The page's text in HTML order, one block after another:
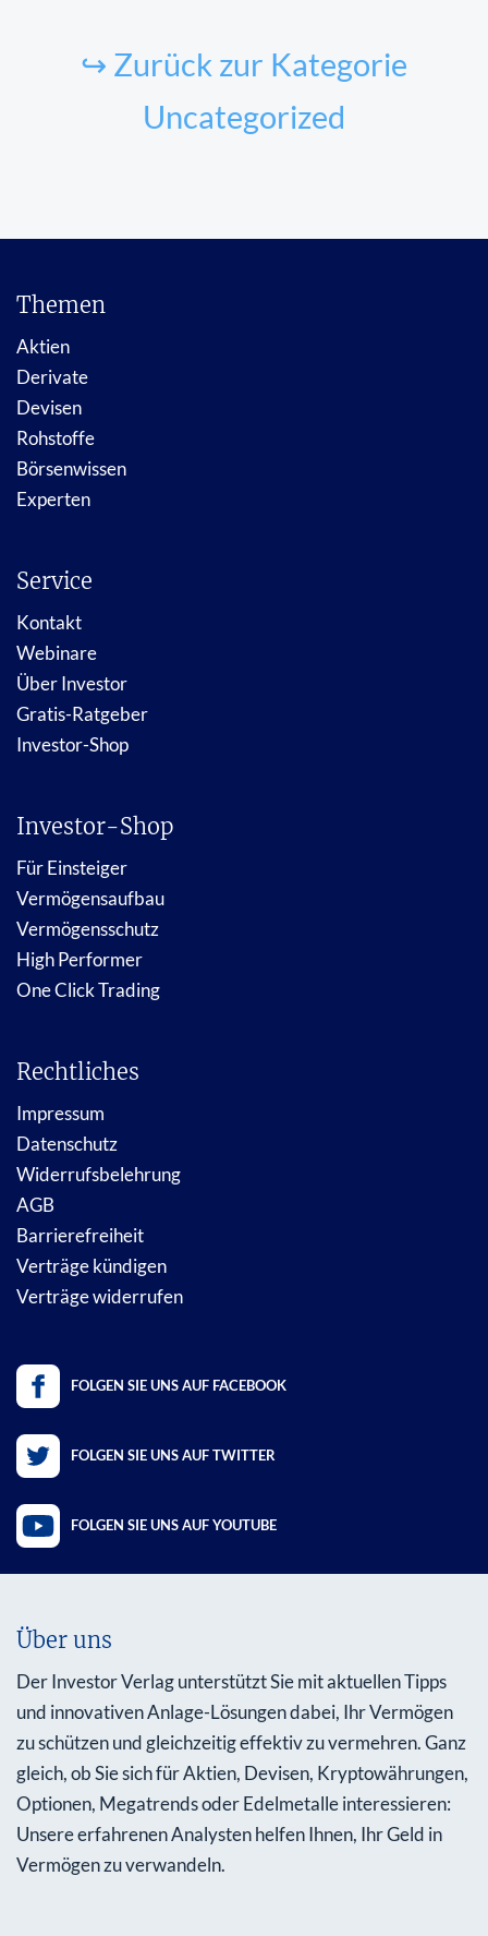
↪ Zurück zur Kategorie
Uncategorized
Themen
Aktien
Derivate
Devisen
Rohstoffe
Börsenwissen
Experten
Service
Kontakt
Webinare
Über Investor
Gratis-Ratgeber
Investor-Shop
Investor-Shop
Für Einsteiger
Vermögensaufbau
Vermögensschutz
High Performer
One Click Trading
Rechtliches
Impressum
Datenschutz
Widerrufsbelehrung
AGB
Barrierefreiheit
Verträge kündigen
Verträge widerrufen
FOLGEN SIE UNS AUF FACEBOOK
FOLGEN SIE UNS AUF TWITTER
FOLGEN SIE UNS AUF YOUTUBE
Über uns
Der Investor Verlag unterstützt Sie mit aktuellen Tipps
und innovativen Anlage-Lösungen dabei, Ihr Vermögen
zu schützen und gleichzeitig effektiv zu vermehren. Ganz
gleich, ob Sie sich für Aktien, Devisen, Kryptowährungen,
Optionen, Megatrends oder Edelmetalle interessieren:
Unsere erfahrenen Analysten helfen Ihnen, Ihr Geld in
Vermögen zu verwandeln.